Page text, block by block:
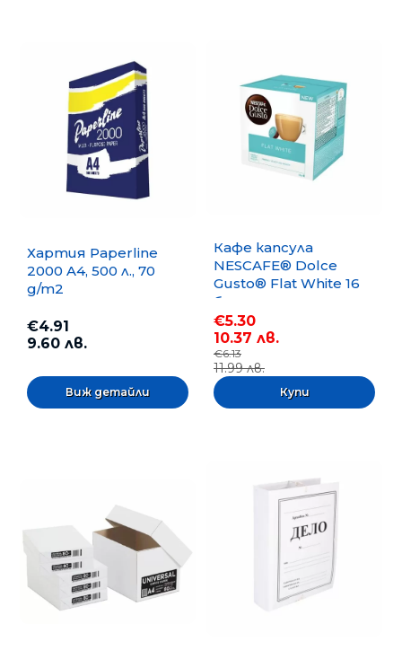
Хартия Paperline
2000 A4, 500 л., 70
g/m2
€4.91
9.60 лв.
Виж детайли
Кафе капсула
NESCAFE® Dolce
Gusto® Flat White 16
бр.
€5.30
10.37 лв.
€6.13
11.99 лв.